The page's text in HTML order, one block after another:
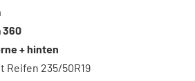
360
+ hinten
Reifen 235/50R19